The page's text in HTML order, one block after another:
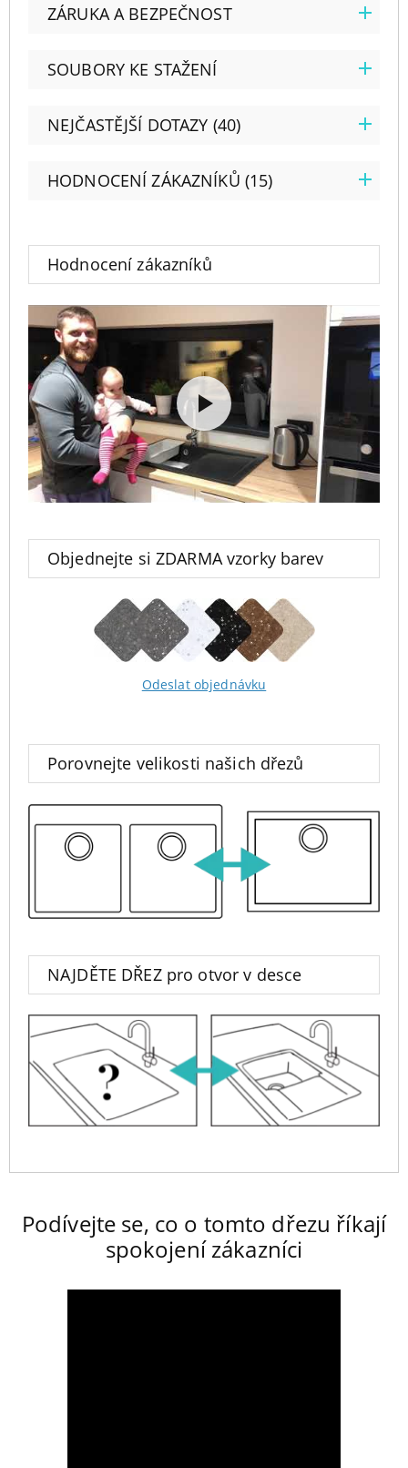
Hodnocení zákazníků
Objednejte si ZDARMA vzorky barev
Odeslat objednávku
Porovnejte velikosti našich dřezů
NAJDĚTE DŘEZ pro otvor v desce
ZÁRUKA A BEZPEČNOST
SOUBORY KE STAŽENÍ
NEJČASTĚJŠÍ DOTAZY (40)
HODNOCENÍ ZÁKAZNÍKŮ (15)
Podívejte se, co o tomto dřezu říkají
spokojení zákazníci